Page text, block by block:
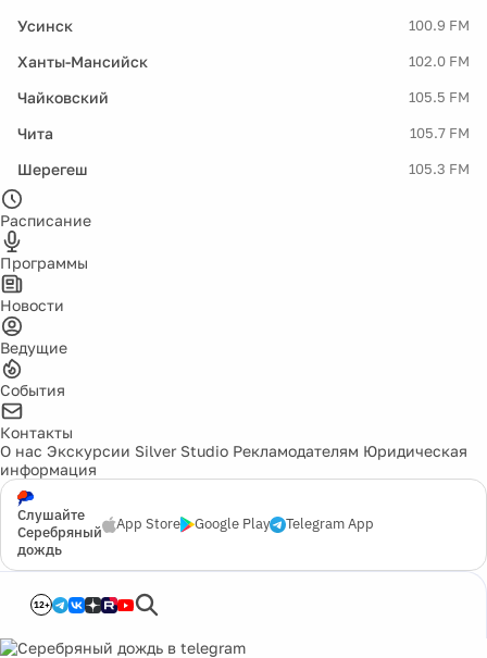
Усинск 100.9 FM
Ханты-Мансийск 102.0 FM
Чайковский 105.5 FM
Чита 105.7 FM
Шерегеш 105.3 FM
Расписание
Программы
Новости
Ведущие
События
Контакты
О нас Экскурсии Silver Studio Рекламодателям Юридическая
информация
Слушайте
Серебряный
дождь
App Store Google Play Telegram App
12+